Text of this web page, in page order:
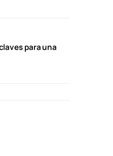
para una